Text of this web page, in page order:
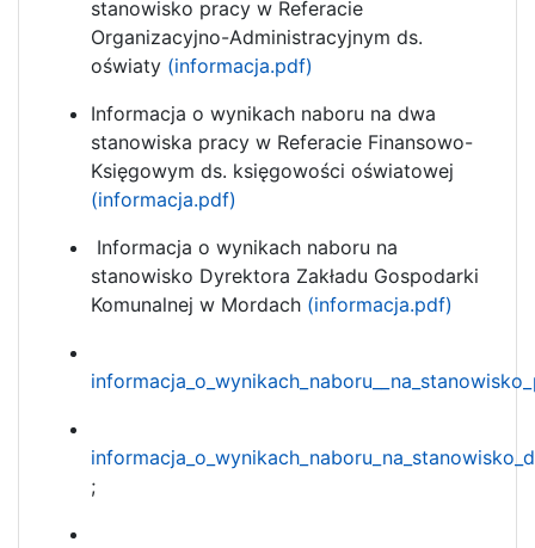
stanowisko pracy w Referacie
Organizacyjno-Administracyjnym ds.
oświaty (informacja.pdf)
Informacja o wynikach naboru na dwa
stanowiska pracy w Referacie Finansowo-
Księgowym ds. księgowości oświatowej
(informacja.pdf)
Informacja o wynikach naboru na
stanowisko Dyrektora Zakładu Gospodarki
Komunalnej w Mordach (informacja.pdf)
;